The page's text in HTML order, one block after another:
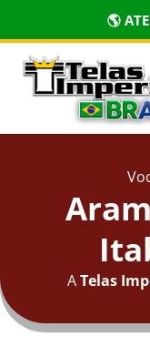
🌎
ATelas